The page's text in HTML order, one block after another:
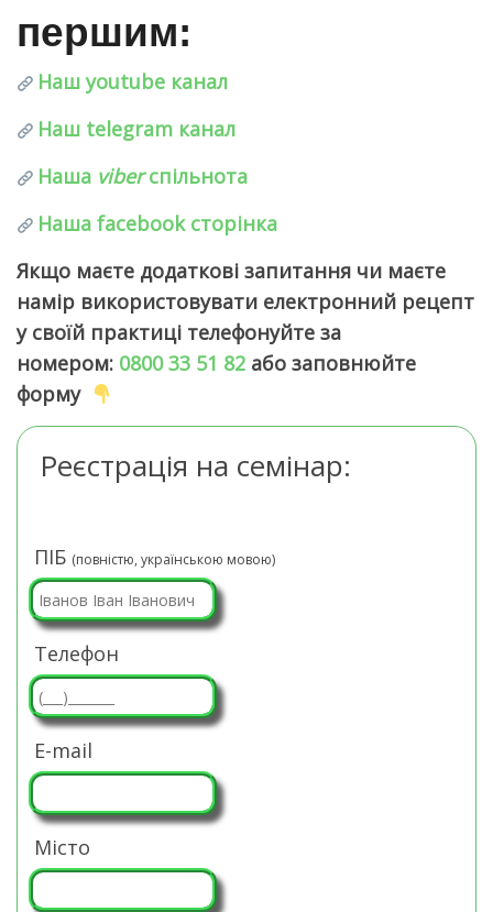
першим:
Наш youtube канал
Наш telegram канал
Наша viberспільнота
Наша facebook сторінка
Якщо маєте додаткові запитання чи маєте
намір використовувати електронний рецепт
у своїй практиці телефонуйте за
номером: 0800 33 51 82 або заповнюйте
форму
Реєстрація на семінар:
ПІБ (повністю, українською мовою)
Телефон
E-mail
Місто